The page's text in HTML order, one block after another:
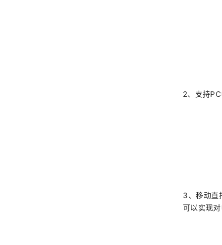
2、支持
3、移动直
可以实现